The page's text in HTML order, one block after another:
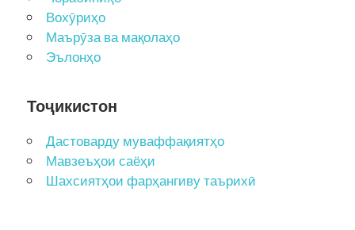
Вохӯриҳо
Маърӯза ва мақолаҳо
Эълонҳо
Тоҷикистон
Дастоварду муваффақиятҳо
Мавзеъҳои саёҳи
Шахсиятҳои фарҳангиву таърихӣ